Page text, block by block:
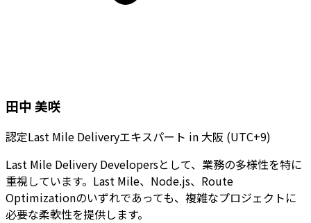
田中 美咲
認定Last Mile Deliveryエキスパート in 大阪 (UTC+9)
Last Mile Delivery Developersとして、業務の多様性を特に
重視しています。Last Mile、Node.js、Route
Optimizationのいずれであっても、複雑なプロジェクトに
必要な柔軟性を提供します。